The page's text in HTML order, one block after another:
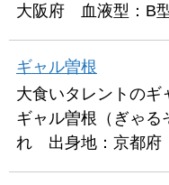
大阪府 血液型：B
ギャル曽根
大食いタレントのギ
ギャル曽根（ぎゃる
れ 出身地：京都府